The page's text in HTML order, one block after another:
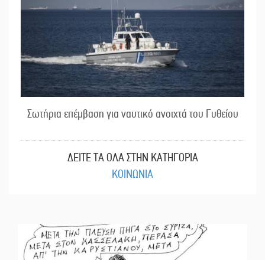
Σωτήρια επέμβαση για ναυτικό ανοιχτά του Γυθείου
ΔΕΙΤΕ ΤΑ ΟΛΑ ΣΤΗΝ ΚΑΤΗΓΟΡΙΑ
ΚΟΙΝΩΝΙΑ